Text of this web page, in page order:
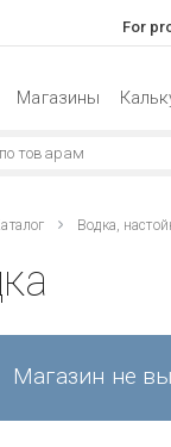
For
Магазины
Водка,
Магазин не